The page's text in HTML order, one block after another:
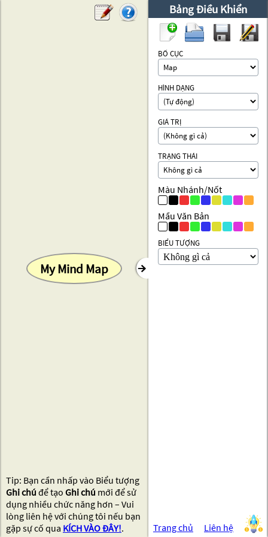
Bạn cần nhấp vào Biểu tượng
Ghi chú để tạo Ghi chú mới để sử
dụng nhiều chức năng hơn – Vui
lòng liên hệ với chúng tôi nếu bạn
gặp sự cố qua KÍCH VÀO ĐÂY!.
My Mind Map
Bảng Điều Khiển
BỐ CỤC
HÌNH DẠNG
GIÁ TRỊ
TRẠNG THÁI
Màu Nhánh/Nốt
Mầu Văn Bản
BIỂU TƯỢNG
Trang chủ Liên hệ